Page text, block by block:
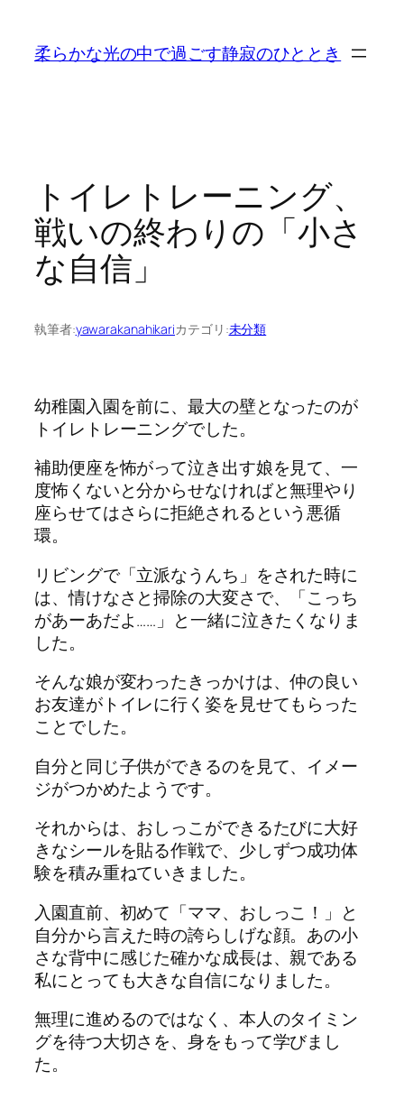
柔らかな光の中で過ごす静寂のひととき
トイレトレーニング、
戦いの終わりの「小さ
な自信」
執筆者:yawarakanahikariカテゴリ:未分類
幼稚園入園を前に、最大の壁となったのが
トイレトレーニングでした。
補助便座を怖がって泣き出す娘を見て、一
度怖くないと分からせなければと無理やり
座らせてはさらに拒絶されるという悪循
環。
リビングで「立派なうんち」をされた時に
は、情けなさと掃除の大変さで、「こっち
があーあだよ……」と一緒に泣きたくなりま
した。
そんな娘が変わったきっかけは、仲の良い
お友達がトイレに行く姿を見せてもらった
ことでした。
自分と同じ子供ができるのを見て、イメー
ジがつかめたようです。
それからは、おしっこができるたびに大好
きなシールを貼る作戦で、少しずつ成功体
験を積み重ねていきました。
入園直前、初めて「ママ、おしっこ！」と
自分から言えた時の誇らしげな顔。あの小
さな背中に感じた確かな成長は、親である
私にとっても大きな自信になりました。
無理に進めるのではなく、本人のタイミン
グを待つ大切さを、身をもって学びまし
た。